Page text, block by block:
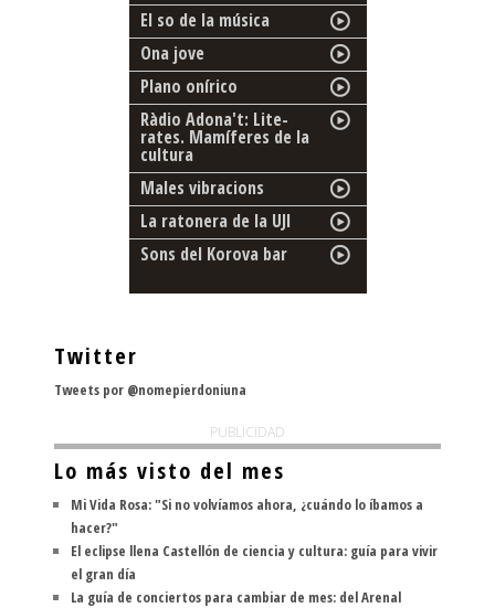
El so de la música
Ona jove
Plano onírico
Ràdio Adona't: Lite-
rates. Mamíferes de la
cultura
Males vibracions
La ratonera de la UJI
Sons del Korova bar
Twitter
Tweets por @nomepierdoniuna
PUBLICIDAD
Lo más visto del mes
Mi Vida Rosa: "Si no volvíamos ahora, ¿cuándo lo íbamos a
hacer?"
El eclipse llena Castellón de ciencia y cultura: guía para vivir
el gran día
La guía de conciertos para cambiar de mes: del Arenal